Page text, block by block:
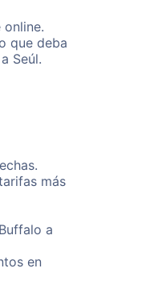
online.
que deba
Seúl.
más
a
en